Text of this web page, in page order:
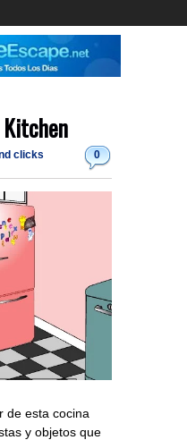
0
clicks
de esta cocina
y objetos que